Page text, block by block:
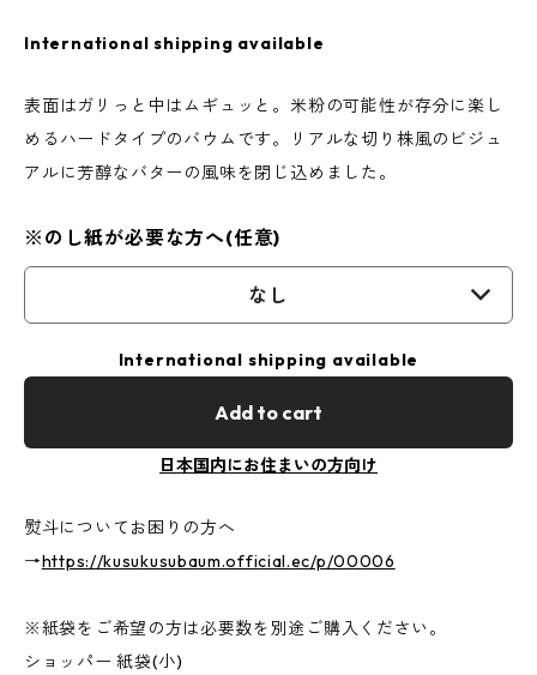
International shipping available
表面はガリっと中はムギュッと。米粉の可能性が存分に楽し
めるハードタイプのバウムです。リアルな切り株風のビジュ
アルに芳醇なバターの風味を閉じ込めました。
※のし紙が必要な方へ(任意)
なし
International shipping available
Add to cart
日本国内にお住まいの方向け
熨斗についてお困りの方へ
→https://kusukusubaum.official.ec/p/00006
※紙袋をご希望の方は必要数を別途ご購入ください。
ショッパー 紙袋(小)